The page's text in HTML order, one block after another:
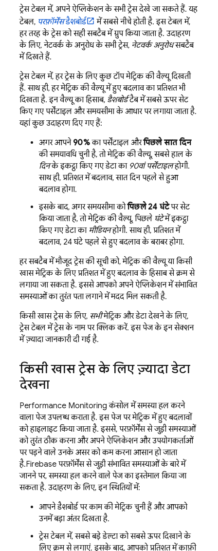
ट्रेस टेबल में, अपने ऐप्लिकेशन के सभी ट्रेस देखे जा सकते हैं. यह
टेबल, परफ़ॉर्मेंसडैशबोर्ड
में सबसे नीचे होती है. इस टेबल में,
हर तरह के ट्रेस को सही सबटैब में ग्रुप किया जाता है. उदाहरण
के लिए, नेटवर्क के अनुरोध के सभी ट्रेस, नेटवर्क अनुरोधसबटैब
में दिखते हैं.
ट्रेस टेबल में, हर ट्रेस के लिए कुछ टॉप मेट्रिक की वैल्यू दिखती
हैं. साथ ही, हर मेट्रिक की वैल्यू में हुए बदलाव का प्रतिशत भी
दिखता है. इन वैल्यू का हिसाब, डैशबोर्डटैब में सबसे ऊपर सेट
किए गए पर्सेंटाइल और समयसीमा के आधार पर लगाया जाता है.
यहां कुछ उदाहरण दिए गए हैं:
अगर आपने 90%का पर्सेंटाइल औरपिछले सात दिन
की समयावधि चुनी है, तो मेट्रिक की वैल्यू, सबसे हाल के
दिनके इकट्ठा किए गए डेटा का 90वां पर्सेंटाइलहोगी.
साथ ही, प्रतिशत में बदलाव, सात दिन पहले से हुआ
बदलाव होगा.
इसके बाद, अगर समयसीमा कोपिछले 24 घंटेपर सेट
किया जाता है, तो मेट्रिक की वैल्यू, पिछले घंटेमें इकट्ठा
किए गए डेटा का मीडियनहोगी. साथ ही, प्रतिशत में
बदलाव, 24 घंटे पहले से हुए बदलाव के बराबर होगा.
हर सबटैब में मौजूद ट्रेस की सूची को, मेट्रिक की वैल्यू या किसी
खास मेट्रिक के लिए प्रतिशत में हुए बदलाव के हिसाब से क्रम से
लगाया जा सकता है. इससे आपको अपने ऐप्लिकेशन में संभावित
समस्याओं का तुरंत पता लगाने में मदद मिल सकती है.
किसी खास ट्रेस के लिए, सभीमेट्रिक और डेटा देखने के लिए,
ट्रेस टेबल में ट्रेस के नाम पर क्लिक करें. इस पेज के इन सेक्शन
में ज़्यादा जानकारी दी गई है.
किसी खास ट्रेस के लिए ज़्यादा डेटा
देखना
Performance Monitoring कंसोल में समस्या हल करने
वाला पेज उपलब्ध कराता है. इस पेज पर मेट्रिक में हुए बदलावों
को हाइलाइट किया जाता है. इससे, परफ़ॉर्मेंस से जुड़ी समस्याओं
को तुरंत ठीक करना और अपने ऐप्लिकेशन और उपयोगकर्ताओं
पर पड़ने वाले उनके असर को कम करना आसान हो जाता
है.Firebase परफ़ॉर्मेंस से जुड़ी संभावित समस्याओं के बारे में
जानने पर, समस्या हल करने वाले पेज का इस्तेमाल किया जा
सकता है. उदाहरण के लिए, इन स्थितियों में:
आपने डैशबोर्ड पर काम की मेट्रिक चुनी हैं और आपको
उनमें बड़ा अंतर दिखता है.
ट्रेस टेबल में, सबसे बड़े डेल्टा को सबसे ऊपर दिखाने के
लिए क्रम से लगाएं. इसके बाद, आपको प्रतिशत में काफ़ी